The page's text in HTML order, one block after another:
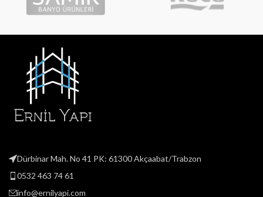
Dürbinar Mah. No 41 PK: 61300 Akçaabat/Trabzon
0532 463 74 61
info@ernilyapi.com